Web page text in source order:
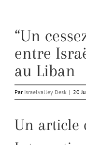
“Un
entre
au Liban
Par Israelvalley Desk | 20
Un article